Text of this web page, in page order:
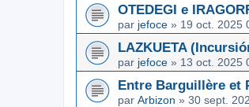
OTEDEGI e
par jefoce » 19 oct. 2025
LAZKUETA
par jefoce » 13 oct. 2025
Entre Barguillère et
par Arbizon » 30 sept.